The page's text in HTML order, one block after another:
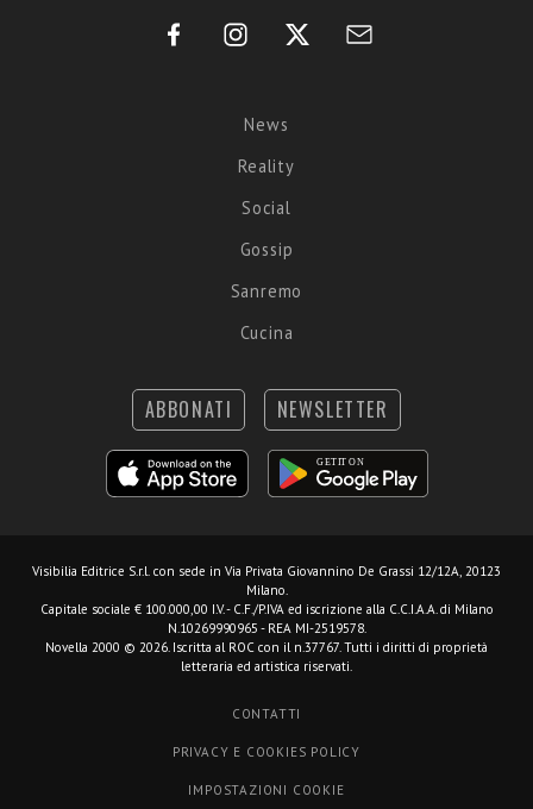
News
Reality
Social
Gossip
Sanremo
Cucina
ABBONATI NEWSLETTER
Visibilia Editrice S.r.l. con sede in Via Privata Giovannino De Grassi 12/12A, 20123
Milano.
Capitale sociale € 100.000,00 I.V. - C.F./P.IVA ed iscrizione alla C.C.I.A.A. di Milano
N.10269990965 - REA MI-2519578.
Novella 2000 © 2026. Iscritta al ROC con il n.37767. Tutti i diritti di proprietà
letteraria ed artistica riservati.
CONTATTI
PRIVACY E COOKIES POLICY
IMPOSTAZIONI COOKIE